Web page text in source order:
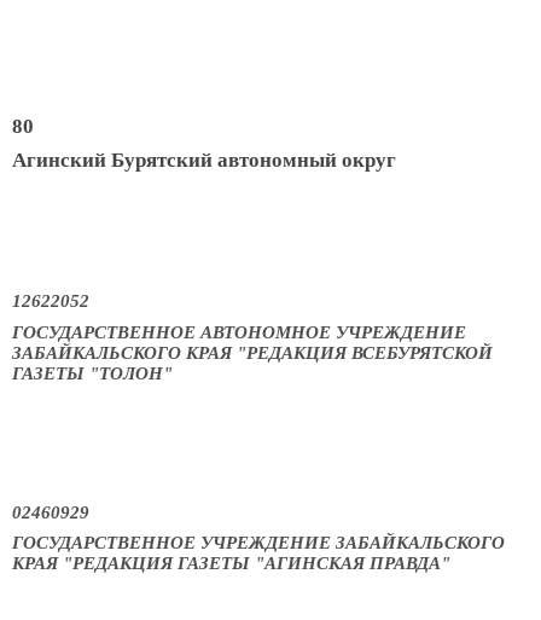
80
Агинский Бурятский автономный округ
12622052
ГОСУДАРСТВЕННОЕ АВТОНОМНОЕ УЧРЕЖДЕНИЕ
ЗАБАЙКАЛЬСКОГО КРАЯ "РЕДАКЦИЯ ВСЕБУРЯТСКОЙ
ГАЗЕТЫ "ТОЛОН"
02460929
ГОСУДАРСТВЕННОЕ УЧРЕЖДЕНИЕ ЗАБАЙКАЛЬСКОГО
КРАЯ "РЕДАКЦИЯ ГАЗЕТЫ "АГИНСКАЯ ПРАВДА"